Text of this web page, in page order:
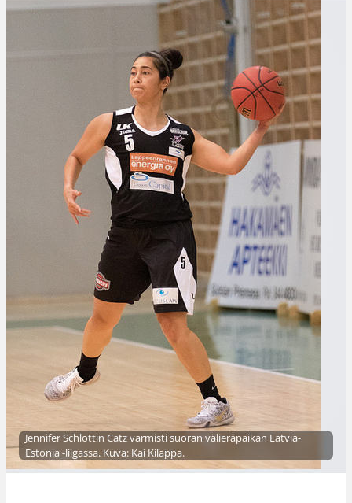
Jennifer Schlottin Catz varmisti suoran välieräpaikan Latvia-
Estonia -liigassa. Kuva: Kai Kilappa.